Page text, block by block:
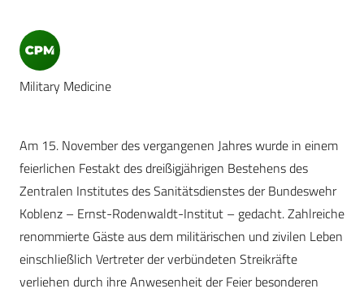
Military Medicine
Am 15. November des vergangenen Jahres wurde in einem
feierlichen Festakt des dreißigjährigen Bestehens des
Zentralen Institutes des Sanitätsdienstes der Bundeswehr
Koblenz – Ernst-Rodenwaldt-Institut – gedacht. Zahlreiche
renommierte Gäste aus dem militärischen und zivilen Leben
einschließlich Vertreter der verbündeten Streikräfte
verliehen durch ihre Anwesenheit der Feier besonderen